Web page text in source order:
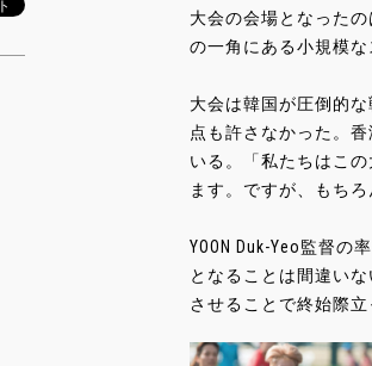
大会の会場となった
の一角にある小規模
大会は韓国が圧倒的
点も許さなかった。
いる。「私たちはこ
ます。ですが、もち
YOON Duk-Yeo監督
となることは間違い
させることで終始際